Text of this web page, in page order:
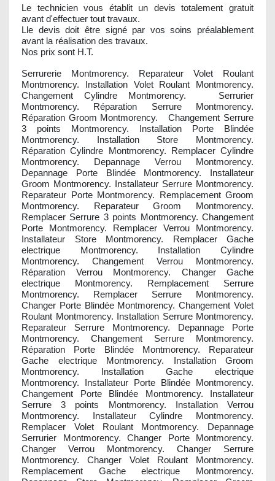
Le technicien vous établit un devis totalement gratuit
avant d'effectuer tout travaux.
Lle devis doit être signé par vos soins préalablement
avant la réalisation des travaux.
Nos prix sont H.T.
Serrurerie Montmorency. Reparateur Volet Roulant
Montmorency. Installation Volet Roulant Montmorency.
Changement Cylindre Montmorency. Serrurier
Montmorency. Réparation Serrure Montmorency.
Réparation Groom Montmorency. Changement Serrure
3 points Montmorency. Installation Porte Blindée
Montmorency. Installation Store Montmorency.
Réparation Cylindre Montmorency. Remplacer Cylindre
Montmorency. Depannage Verrou Montmorency.
Depannage Porte Blindée Montmorency. Installateur
Groom Montmorency. Installateur Serrure Montmorency.
Reparateur Porte Montmorency. Remplacement Groom
Montmorency. Reparateur Groom Montmorency.
Remplacer Serrure 3 points Montmorency. Changement
Porte Montmorency. Remplacer Verrou Montmorency.
Installateur Store Montmorency. Remplacer Gache
electrique Montmorency. Installation Cylindre
Montmorency. Changement Verrou Montmorency.
Réparation Verrou Montmorency. Changer Gache
electrique Montmorency. Remplacement Serrure
Montmorency. Remplacer Serrure Montmorency.
Changer Porte Blindée Montmorency. Changement Volet
Roulant Montmorency. Installation Serrure Montmorency.
Reparateur Serrure Montmorency. Depannage Porte
Montmorency. Changement Serrure Montmorency.
Réparation Porte Blindée Montmorency. Reparateur
Gache electrique Montmorency. Installation Groom
Montmorency. Installation Gache electrique
Montmorency. Installateur Porte Blindée Montmorency.
Changement Porte Blindée Montmorency. Installateur
Serrure 3 points Montmorency. Installation Verrou
Montmorency. Installateur Cylindre Montmorency.
Remplacer Volet Roulant Montmorency. Depannage
Serrurier Montmorency. Changer Porte Montmorency.
Changer Verrou Montmorency. Changer Serrure
Montmorency. Changer Volet Roulant Montmorency.
Remplacement Gache electrique Montmorency.